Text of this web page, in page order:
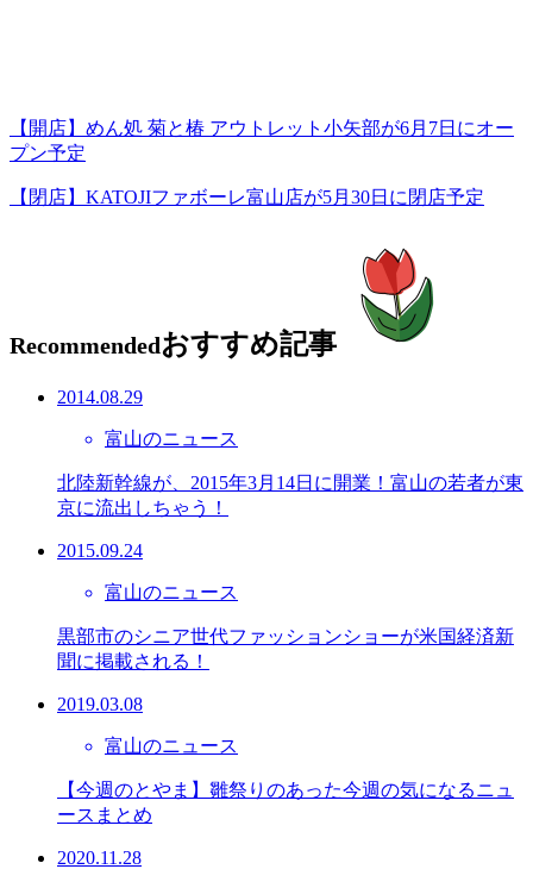
【開店】めん処 菊と椿 アウトレット小矢部が6月7日にオー
プン予定
【閉店】KATOJIファボーレ富山店が5月30日に閉店予定
Recommendedおすすめ記事
2014.08.29
富山のニュース
北陸新幹線が、2015年3月14日に開業！富山の若者が東
京に流出しちゃう！
2015.09.24
富山のニュース
黒部市のシニア世代ファッションショーが米国経済新
聞に掲載される！
2019.03.08
富山のニュース
【今週のとやま】雛祭りのあった今週の気になるニュ
ースまとめ
2020.11.28